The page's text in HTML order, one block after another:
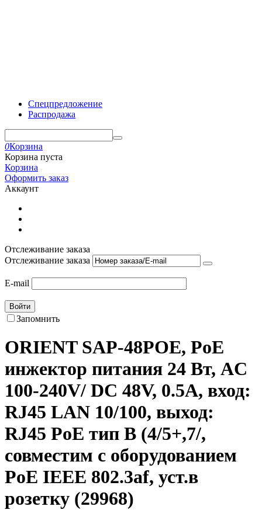
Спецпредложение
Распродажа
0Корзина
Корзина пуста
Корзина
Оформить заказ
Аккаунт
Отслеживание заказа
Отслеживание заказа
E-mail
Войти
Запомнить
ORIENT SAP-48POE, PoE
инжектор питания 24 Вт, AC
100-240V/ DC 48V, 0.5A, вход:
RJ45 LAN 10/100, выход:
RJ45 PoE тип B (4/5+,7/,
совместим с оборудованием
PoE IEEE 802.3af, уст.в
розетку (29968)